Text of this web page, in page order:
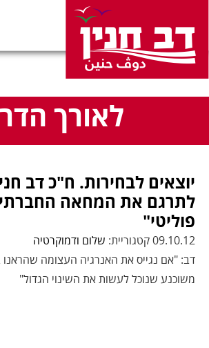
לאורך
יוצאים לבחירות. ח"כ דב
לתרגם את המחאה
פוליטי"
09.10.12 קטגוריית:
שלום ודמוקרטיה
דב: "אם נגייס את האנרגיה העצומה
משוכנע שנוכל לעשות את השינוי הגדול"